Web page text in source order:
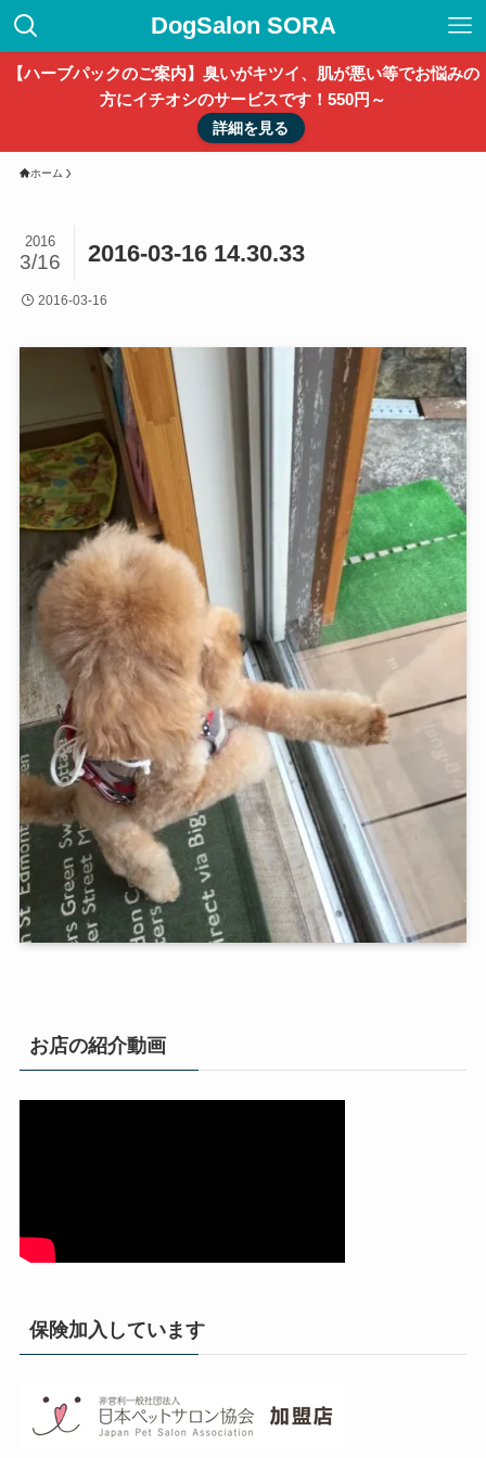
DogSalon SORA
【ハーブパックのご案内】臭いがキツイ、肌が悪い等でお悩みの
方にイチオシのサービスです！550円～
詳細を見る
ホーム
2016-03-16 14.30.33
2016
3/16
2016-03-16
お店の紹介動画
保険加入しています